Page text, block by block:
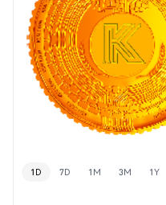
1D 7D 1M 3M 1Y